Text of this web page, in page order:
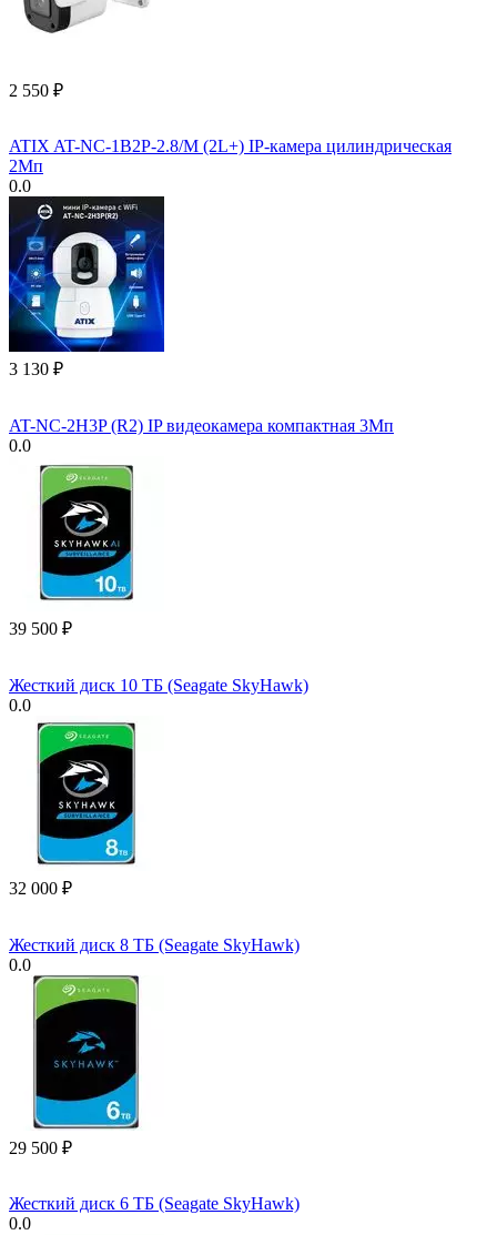
2 550 ₽
ATIX AT-NC-1B2P-2.8/M (2L+) IP-камера цилиндрическая
2Мп
0.0
3 130 ₽
AT-NC-2H3P (R2) IP видеокамера компактная 3Мп
0.0
39 500 ₽
Жесткий диск 10 ТБ (Seagate SkyHawk)
0.0
32 000 ₽
Жесткий диск 8 ТБ (Seagate SkyHawk)
0.0
29 500 ₽
Жесткий диск 6 ТБ (Seagate SkyHawk)
0.0